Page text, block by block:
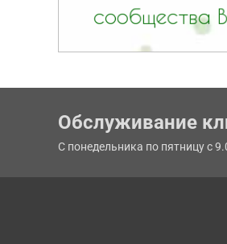
Обслуживание
С понедельника по пятницу с